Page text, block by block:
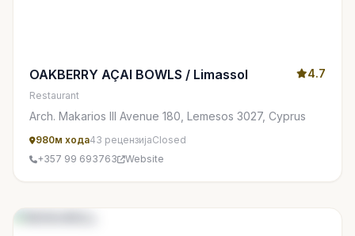
OAKBERRY AÇAI BOWLS / Limassol 4.7
Restaurant
Arch. Makarios III Avenue 180, Lemesos 3027, Cyprus
980м хода43 рецензијаClosed
+357 99 693763
Website